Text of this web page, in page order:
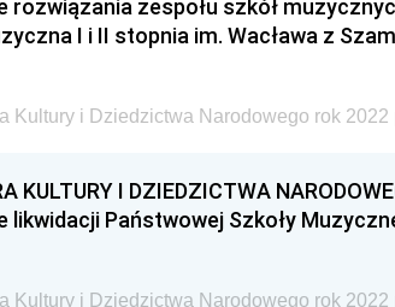
rozwiązania zespołu szkół
I i II stopnia im. Wacława z
Kultury i Dziedzictwa Narodowego rok 2022
KULTURY I DZIEDZICTWA
likwidacji Państwowej Szkoły
Kultury i Dziedzictwa Narodowego rok 2022